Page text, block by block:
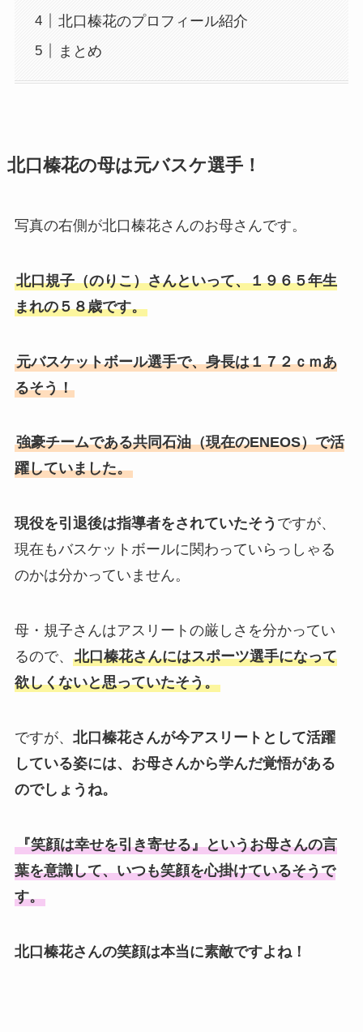
北口榛花のプロフィール紹介
まとめ
北口榛花の母は元バスケ選手！
写真の右側が北口榛花さんのお母さんです。
北口規子（のりこ）さんといって、１９６５年生
まれの５８歳です。
元バスケットボール選手で、身長は１７２ｃｍあ
るそう！
強豪チームである共同石油（現在のENEOS）で活
躍していました。
現役を引退後は指導者をされていたそう ですが、
現在もバスケットボールに関わっていらっしゃる
のかは分かっていません。
母・規子さんはアスリートの厳しさを分かってい
るので、 北口榛花さんにはスポーツ選手になって
欲しくないと思っていたそう。
ですが、 北口榛花さんが今アスリートとして活躍
している姿には、お母さんから学んだ覚悟がある
のでしょうね。
『笑顔は幸せを引き寄せる』というお母さんの言
葉を意識して、いつも笑顔を心掛けているそうで
す。
北口榛花さんの笑顔は本当に素敵ですよね！